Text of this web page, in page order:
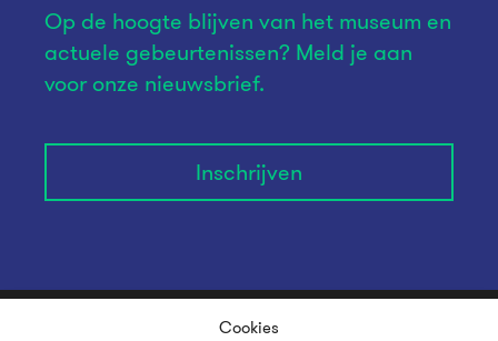
Cookies
Op de hoogte blijven van het museum en
actuele gebeurtenissen? Meld je aan
voor onze nieuwsbrief.
Inschrijven